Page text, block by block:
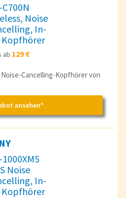
Noise
In-
Kopfhörer
ab 129 €
Cancelling-Kopfhörer von
ansehen*
Noise
In-
Kopfhörer